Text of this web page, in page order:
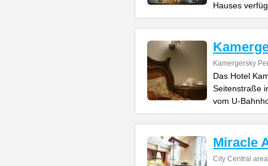
Hauses
Kamergersky
Das Hotel
Seitenstraße
vom U-
Miracle
City Central area